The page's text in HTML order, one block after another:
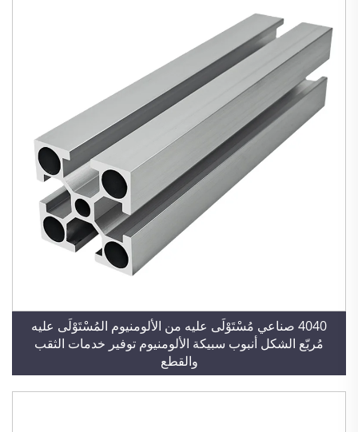
4040 صناعي مُسْتَوْلَى عليه من الألومنيوم المُسْتَوْلَى عليه
مُربّع الشكل أنبوب سبيكة الألومنيوم توفير خدمات الثقب
والقطع